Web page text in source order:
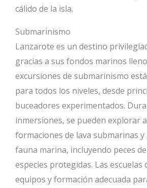
cálido de la isla.
Submarinismo
Lanzarote es un destino
gracias a sus fondos marinos
excursiones de submarinismo
para todos los niveles, desde
buceadores experimentados.
inmersiones, se pueden explorar
formaciones de lava submarinas y
fauna marina, incluyendo peces
especies protegidas. Las escuelas
equipos y formación adecuada